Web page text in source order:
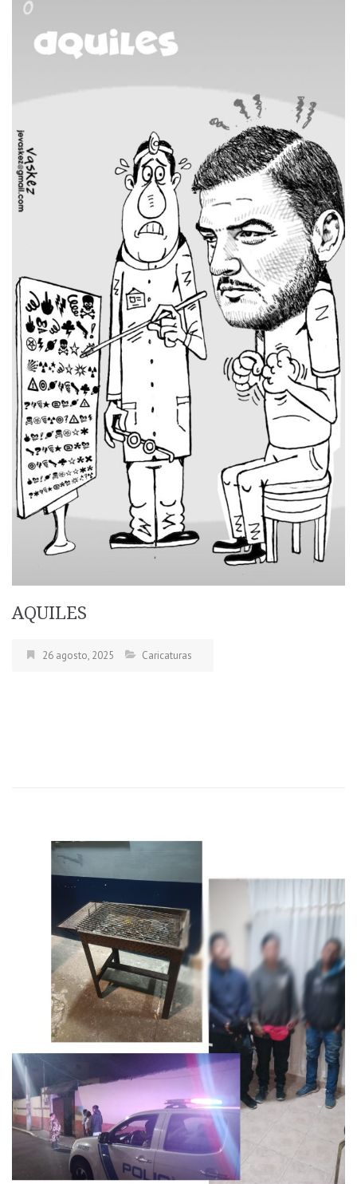
AQUILES
26 agosto, 2025 Caricaturas